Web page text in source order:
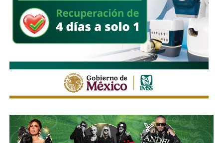
Ahí fueron encontrados18 tanques verticales, dos líneas
completas de producción para hidrocarburos, alrededor de
40 mil litros de petróleo crudo y diésel, además de
muestras de ácido sulfúrico, hidrocarburos y diversa